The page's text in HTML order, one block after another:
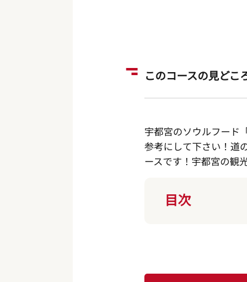
このコースの見どこ
宇都宮のソウルフード
参考にして下さい！道
ースです！宇都宮の観
目次